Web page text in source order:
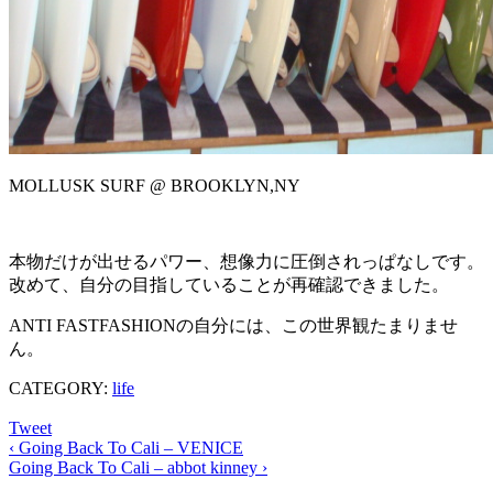
MOLLUSK SURF @ BROOKLYN,NY
本物だけが出せるパワー、想像力に圧倒されっぱなしです。
改めて、自分の目指していることが再確認できました。
ANTI FASTFASHIONの自分には、この世界観たまりませ
ん。
CATEGORY: life
Tweet
‹ Going Back To Cali – VENICE
Going Back To Cali – abbot kinney ›